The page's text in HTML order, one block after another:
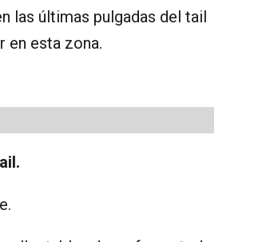
las últimas pulgadas del tail
en esta zona.